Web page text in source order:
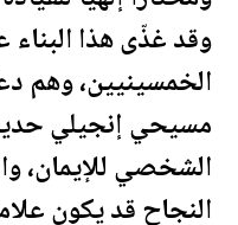
وقد غذّى هذا
الخمسينيين، وهم
مسيحي إنجيلي
الشخصي للإيمان،
النجاح قد يكون